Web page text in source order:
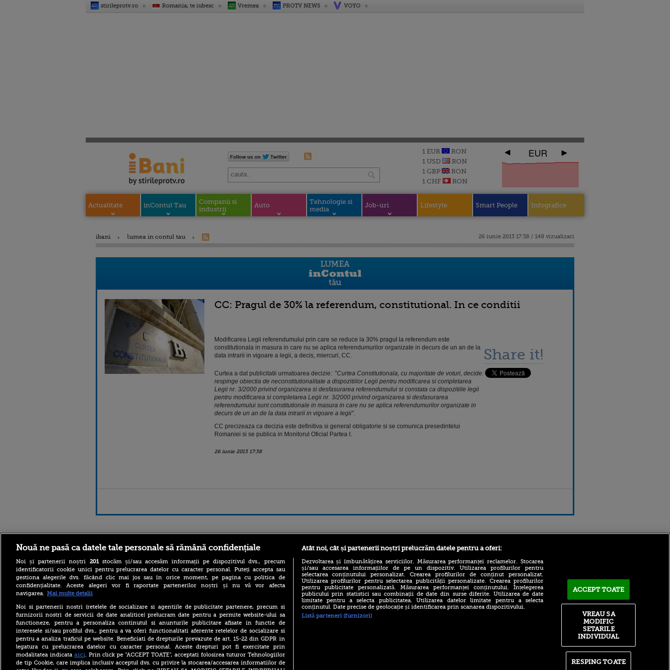
stirileprotv.ro Romania, te iubesc Vremea PROTV NEWS VOYO
1 EUR
RON
1 USD
RON
1 GBP
RON
1 CHF
RON
EUR
Actualitate inContul Tau
Companii si
industrii
Auto
Tehnologie si
media
Job-uri Lifestyle Smart People Infografice
ibani lumea in contul tau 26 iunie 2013 17:38 / 148 vizualizari
CC: Pragul de 30% la referendum, constitutional. In ce conditii
Modificarea Legii referendumului prin care se reduce la 30% pragul la referendum este
constitutionala in masura in care nu se aplica referendumurilor organizate in decurs de un an de la
data intrarii in vigoare a legii, a decis, miercuri, CC.
Curtea a dat publicitatii urmatoarea decizie: "Curtea Constitutionala, cu majoritate de voturi, decide:
respinge obiectia de neconstitutionalitate a dispozitiilor Legii pentru modificarea si completarea
Legii nr. 3/2000 privind organizarea si desfasurarea referendumului si constata ca dispozitiile legii
pentru modificarea si completarea Legii nr. 3/2000 privind organizarea si desfasurarea
referendumului sunt constitutionale in masura in care nu se aplica referendumurilor organizate in
decurs de un an de la data intrarii in vigoare a legii".
CC precizeaza ca decizia este definitiva si general obligatorie si se comunica presedintelui
Romaniei si se publica in Monitorul Oficial Partea I.
26 iunie 2013 17:38
Share it!
Stirileprotv.ro
Cluj-Napoca devine
capitala marketingului pe
21-22 octombrie
Infantino, implicat într-un
nou scandal. UEFA ar fi
plătit o angajată care a avut
o relație cu actualul
președinte FIFA
ilike-it.ro foodstory.ro
(P) Descoperă Lumea
Procinema.ro Sport.ro
Nouă ne pasă ca datele tale personale să rămână confidențiale
Noi și partenerii noștri 201stocăm și/sau accesăm informații pe dispozitivul dvs., precum
identificatorii cookie unici pentru prelucrarea datelor cu caracter personal. Puteți accepta sau
gestiona alegerile dvs. făcând clic mai jos sau în orice moment, pe pagina cu politica de
confidențialitate. Aceste alegeri vor fi raportate partenerilor noștri și nu vă vor afecta
navigarea. Mai multe detalii
Noi si partenerii nostri (retelele de socializare si agentiile de publicitate partenere, precum si
furnizorii nostri de servicii de date analitice) prelucram date pentru a permite website-ului sa
functioneze, pentru a personaliza continutul si anunturile publicitare afisate in functie de
interesele si/sau profilul dvs., pentru a va oferi functionalitati aferente retelelor de socializare si
pentru a analiza traficul pe website. Beneficiati de drepturile prevazute de art. 15-22 din GDPR in
legatura cu prelucrarea datelor cu caracter personal. Aceste drepturi pot fi exercitate prin
modalitatea indicata aici. Prin click pe “ACCEPT TOATE”, acceptati folosirea tuturor Tehnologiilor
de tip Cookie, care implica inclusiv acceptul dvs. cu privire la stocarea/accesarea informatiilor de
Atât noi, cât și partenerii noștri prelucrăm datele pentru a oferi:
Dezvoltarea și îmbunătățirea serviciilor. Măsurarea performanței reclamelor. Stocarea
și/sau accesarea informațiilor de pe un dispozitiv. Utilizarea profilurilor pentru
selectarea conținutului personalizat. Crearea profilurilor de conținut personalizat.
Utilizarea profilurilor pentru selectarea publicității personalizate. Crearea profilurilor
pentru publicitate personalizată. Măsurarea performanței conținutului. Înțelegerea
publicului prin statistici sau combinații de date din surse diferite. Utilizarea de date
limitate pentru a selecta publicitatea. Utilizarea datelor limitate pentru a selecta
conținutul. Date precise de geolocație și identificarea prin scanarea dispozitivului.
Listă parteneri (furnizori)
ACCEPT TOATE
RESPING TOATE
VREAU SA
MODIFIC
SETARILE
INDIVIDUAL